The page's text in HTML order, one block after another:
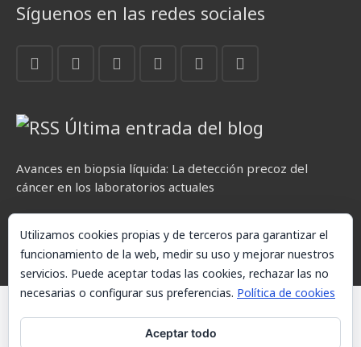
Síguenos en las redes sociales
Última entrada del blog
Avances en biopsia líquida: La detección precoz del
cáncer en los laboratorios actuales
© AKETXE Consulting, S.L. - Este sitio web utiliza cookies, consulte
nuestra Política de cookies.
Utilizamos cookies propias y de terceros para garantizar el
funcionamiento de la web, medir su uso y mejorar nuestros
servicios. Puede aceptar todas las cookies, rechazar las no
necesarias o configurar sus preferencias. Política de cookies
Aceptar todo